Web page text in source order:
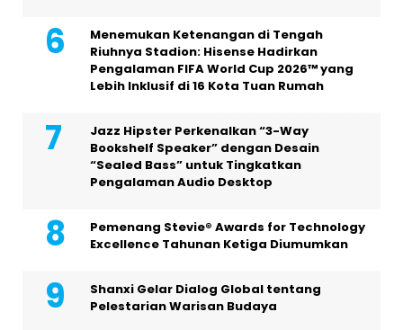
Menemukan Ketenangan di Tengah
Riuhnya Stadion: Hisense Hadirkan
Pengalaman FIFA World Cup 2026™ yang
Lebih Inklusif di 16 Kota Tuan Rumah
Jazz Hipster Perkenalkan “3-Way
Bookshelf Speaker” dengan Desain
“Sealed Bass” untuk Tingkatkan
Pengalaman Audio Desktop
Pemenang Stevie® Awards for Technology
Excellence Tahunan Ketiga Diumumkan
Shanxi Gelar Dialog Global tentang
Pelestarian Warisan Budaya